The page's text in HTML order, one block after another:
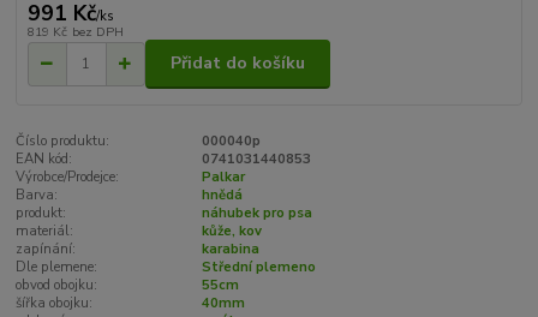
991 Kč/ks
819 Kč bez DPH
Přidat do košíku
Číslo produktu:
000040p
EAN kód:
0741031440853
Výrobce/Prodejce:
Palkar
Barva:
hnědá
produkt:
náhubek pro psa
materiál:
kůže, kov
zapínání:
karabina
Dle plemene:
Střední plemeno
obvod obojku:
55cm
šířka obojku:
40mm